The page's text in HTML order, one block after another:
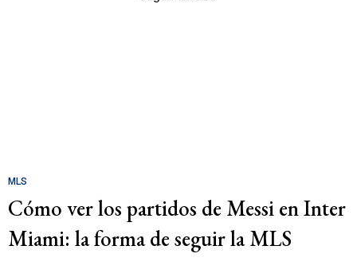
MLS
Cómo ver los partidos de Messi en Inter
Miami: la forma de seguir la MLS